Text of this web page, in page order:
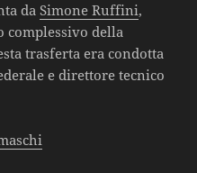
daSimone Ruffini,
complessivo della
trasferta era condotta
e direttore tecnico